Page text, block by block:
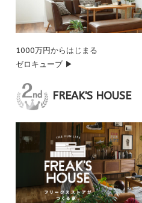
1000万円からはじまる
ゼロキューブ ▶
FREAK'S HOUSE